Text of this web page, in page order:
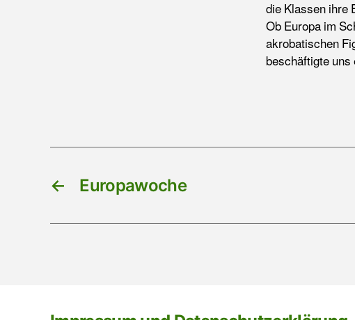
die Klassen ihre
Ob Europa im
akrobatischen
beschäftigte uns
← Europawoche